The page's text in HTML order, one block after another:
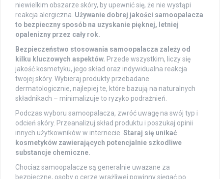
niewielkim obszarze skóry, by upewnić się, że nie wystąpi
reakcja alergiczna. Używanie dobrej jakości samoopalacza
to bezpieczny sposób na uzyskanie pięknej, letniej
opalenizny przez cały rok.
Bezpieczeństwo stosowania samoopalacza zależy od
kilku kluczowych aspektów. Przede wszystkim, liczy się
jakość kosmetyku, jego skład oraz indywidualna reakcja
twojej skóry. Wybieraj produkty przebadane
dermatologicznie, najlepiej te, które bazują na naturalnych
składnikach – minimalizuje to ryzyko podrażnień.
Podczas wyboru samoopalacza, zwróć uwagę na swój typ i
odcień skóry. Przeanalizuj skład produktu i poszukaj opinii
innych użytkowników w internecie. Staraj się unikać
kosmetyków zawierających potencjalnie szkodliwe
substancje chemiczne.
Chociaż samoopalacze są generalnie uważane za
bezpieczne, osoby o cerze wrażliwej powinny sięgać po